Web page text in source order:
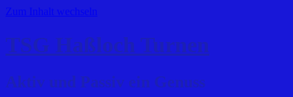
Zum Inhalt wechseln
TSG Haßloch Turnen
Aktiv und Passiv ein Genuss